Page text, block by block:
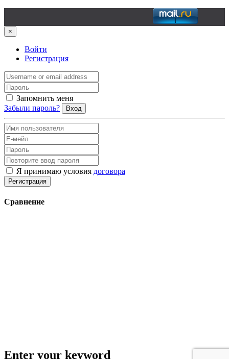
×
Войти
Регистрация
Запомнить меня
Забыли пароль?
Вход
Я принимаю условия договора
Регистрация
Сравнение
Enter your keyword